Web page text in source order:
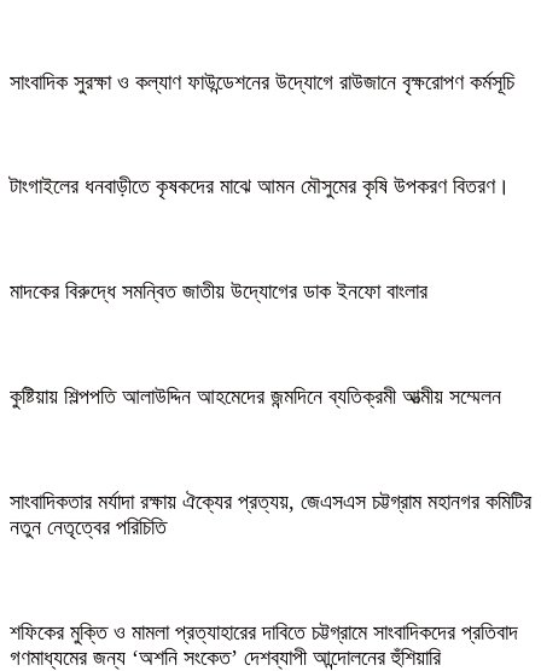
সাংবাদিক সুরক্ষা ও কল্যাণ ফাউন্ডেশনের উদ্যোগে রাউজানে বৃক্ষরোপণ কর্মসূচি
টাংগাইলের ধনবাড়ীতে কৃষকদের মাঝে আমন মৌসুমের কৃষি উপকরণ বিতরণ।
মাদকের বিরুদ্ধে সমন্বিত জাতীয় উদ্যোগের ডাক ইনফো বাংলার
কুষ্টিয়ায় শিল্পপতি আলাউদ্দিন আহমেদের জন্মদিনে ব্যতিক্রমী আত্মীয় সম্মেলন
সাংবাদিকতার মর্যাদা রক্ষায় ঐক্যের প্রত্যয়, জেএসএস চট্টগ্রাম মহানগর কমিটির
নতুন নেতৃত্বের পরিচিতি
শফিকের মুক্তি ও মামলা প্রত্যাহারের দাবিতে চট্টগ্রামে সাংবাদিকদের প্রতিবাদ
গণমাধ্যমের জন্য ‘অশনি সংকেত’ দেশব্যাপী আন্দোলনের হুঁশিয়ারি